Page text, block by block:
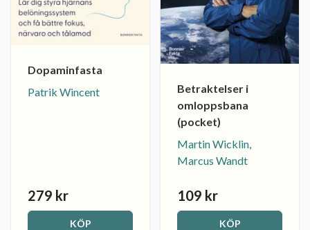
Dopaminfasta
Patrik Wincent
279 kr
KÖP
Betraktelser i
omloppsbana
(pocket)
Martin Wicklin,
Marcus Wandt
109 kr
KÖP